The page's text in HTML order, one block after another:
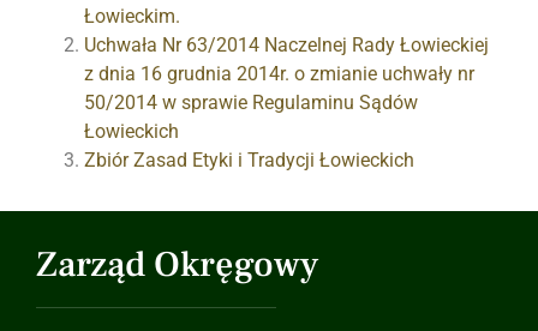
Łowieckim.
Uchwała Nr 63/2014 Naczelnej Rady Łowieckiej
z dnia 16 grudnia 2014r. o zmianie uchwały nr
50/2014 w sprawie Regulaminu Sądów
Łowieckich
Zbiór Zasad Etyki i Tradycji Łowieckich
Zarząd Okręgowy